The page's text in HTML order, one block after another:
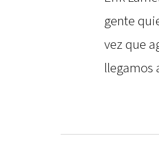
gente
vez que
llegamos